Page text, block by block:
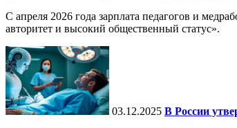
С апреля 2026 года зарплата педагогов и
авторитет и высокий общественный статус».
03.12.2025 В России